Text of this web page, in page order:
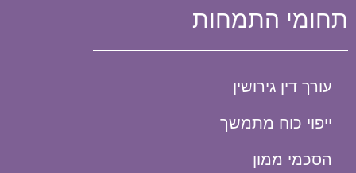
תחומי התמחות
עורך דין גירושין
ייפוי כוח מתמשך
הסכמי ממון